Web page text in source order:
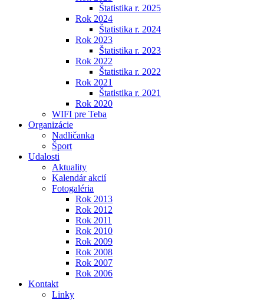
Štatistika r. 2025
Rok 2024
Štatistika r. 2024
Rok 2023
Štatistika r. 2023
Rok 2022
Štatistika r. 2022
Rok 2021
Štatistika r. 2021
Rok 2020
WIFI pre Teba
Organizácie
Nadličanka
Šport
Udalosti
Aktuality
Kalendár akcií
Fotogaléria
Rok 2013
Rok 2012
Rok 2011
Rok 2010
Rok 2009
Rok 2008
Rok 2007
Rok 2006
Kontakt
Linky